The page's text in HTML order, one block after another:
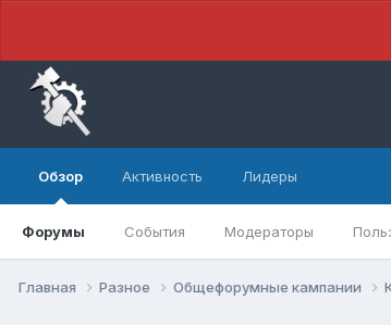
Обзор
Форумы События Модераторы
Активность Лидеры
Главная Разное Общефорумные кампании